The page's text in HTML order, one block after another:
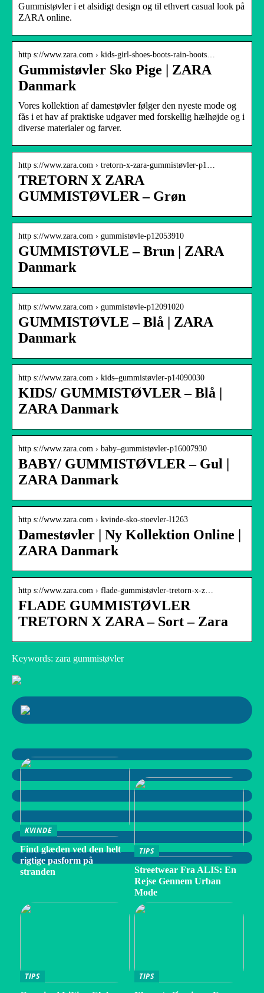
Gummistøvler i et alsidigt design og til ethvert casual look på
ZARA online.
http s://www.zara.com › kids-girl-shoes-boots-rain-boots…
Gummistøvler Sko Pige | ZARA
Danmark
Vores kollektion af damestøvler følger den nyeste mode og
fås i et hav af praktiske udgaver med forskellig hælhøjde og i
diverse materialer og farver.
http s://www.zara.com › tretorn-x-zara-gummistøvler-p1…
TRETORN X ZARA
GUMMISTØVLER – Grøn
http s://www.zara.com › gummistøvle-p12053910
GUMMISTØVLE – Brun | ZARA
Danmark
http s://www.zara.com › gummistøvle-p12091020
GUMMISTØVLE – Blå | ZARA
Danmark
http s://www.zara.com › kids–gummistøvler-p14090030
KIDS/ GUMMISTØVLER – Blå |
ZARA Danmark
http s://www.zara.com › baby–gummistøvler-p16007930
BABY/ GUMMISTØVLER – Gul |
ZARA Danmark
http s://www.zara.com › kvinde-sko-stoevler-l1263
Damestøvler | Ny Kollektion Online |
ZARA Danmark
http s://www.zara.com › flade-gummistøvler-tretorn-x-z…
FLADE GUMMISTØVLER
TRETORN X ZARA – Sort – Zara
Keywords: zara gummistøvler
KVINDE
Find glæden ved den helt
rigtige pasform på
stranden
TIPS
Streetwear Fra ALIS: En
Rejse Gennem Urban
Mode
TIPS
TIPS